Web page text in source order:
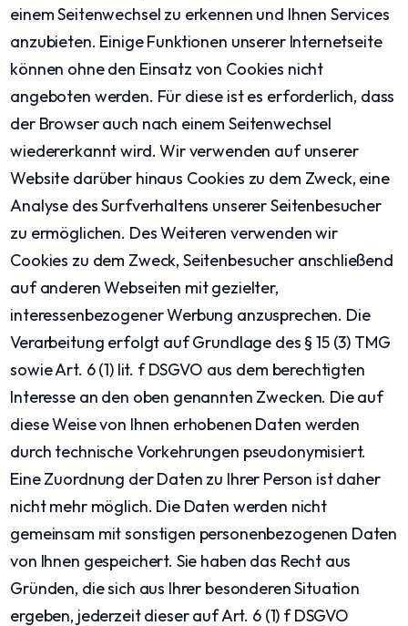
einem Seitenwechsel zu erkennen und Ihnen Services
anzubieten. Einige Funktionen unserer Internetseite
können ohne den Einsatz von Cookies nicht
angeboten werden. Für diese ist es erforderlich, dass
der Browser auch nach einem Seitenwechsel
wiedererkannt wird. Wir verwenden auf unserer
Website darüber hinaus Cookies zu dem Zweck, eine
Analyse des Surfverhaltens unserer Seitenbesucher
zu ermöglichen. Des Weiteren verwenden wir
Cookies zu dem Zweck, Seitenbesucher anschließend
auf anderen Webseiten mit gezielter,
interessenbezogener Werbung anzusprechen. Die
Verarbeitung erfolgt auf Grundlage des § 15 (3) TMG
sowie Art. 6 (1) lit. f DSGVO aus dem berechtigten
Interesse an den oben genannten Zwecken. Die auf
diese Weise von Ihnen erhobenen Daten werden
durch technische Vorkehrungen pseudonymisiert.
Eine Zuordnung der Daten zu Ihrer Person ist daher
nicht mehr möglich. Die Daten werden nicht
gemeinsam mit sonstigen personenbezogenen Daten
von Ihnen gespeichert. Sie haben das Recht aus
Gründen, die sich aus Ihrer besonderen Situation
ergeben, jederzeit dieser auf Art. 6 (1) f DSGVO